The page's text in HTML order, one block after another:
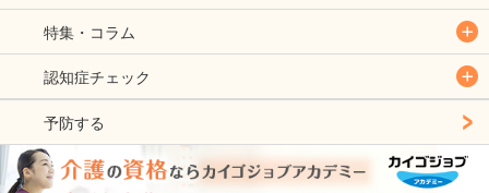
特集・コラム
認知症チェック
予防する